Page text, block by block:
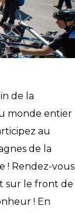
de la
monde entier
au
de la
! Rendez-vous
sur le front de
! En